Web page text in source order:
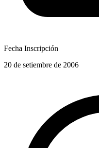
Fecha Inscripción
20 de setiembre de 2006